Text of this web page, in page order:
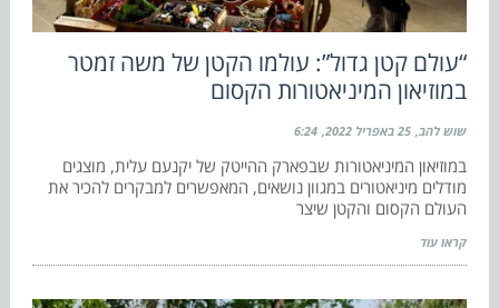
“עולם קטן גדול”: עולמו הקטן של משה זמטר
במוזיאון המיניאטורות הקסום
שוש להב 25 באפריל 2022 6:24
במוזיאון המיניאטורות שבפארק ההייטק של יקנעם עלית, מוצגים
מודלים מיניאטורים במגוון נושאים, המאפשרים למבקרים להכיר את
העולם הקסום והקטן שיצר
קראו עוד